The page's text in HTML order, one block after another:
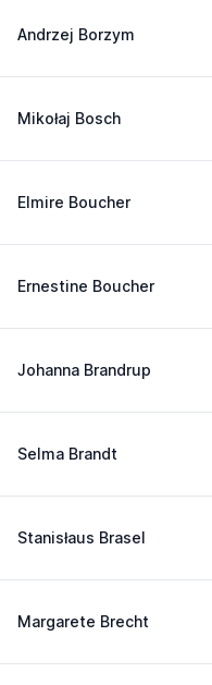
Andrzej Borzym
Mikołaj Bosch
Elmire Boucher
Ernestine Boucher
Johanna Brandrup
Selma Brandt
Stanisłaus Brasel
Margarete Brecht